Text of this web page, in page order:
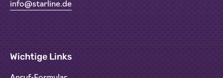
info@starline.de
Wichtige Links